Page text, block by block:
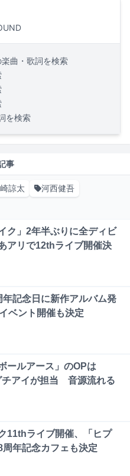
楽曲・歌詞を検索
を検索
事
諒太
河西健吾
ク」2年半ぶりに全ディビ
アリで12thライブ開催決
年記念日に新作アルバム発
ベント開催も決定
ールアース」のOPは
アイが担当 音源流れる
11thライブ開催、「ヒプ
年記念カフェも決定